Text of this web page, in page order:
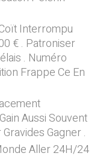
Interrompu
€ . Patroniser
. Numéro
Frappe Ce En
Aussi Souvent
Gagner .
Aller 24H/24